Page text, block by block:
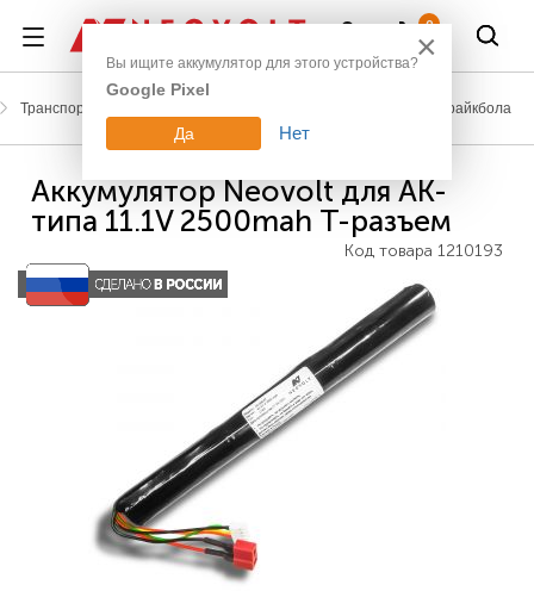
0
Транспорт, развлечения Аккумуляторы для пейнтбола, страйкбола
Аккумулятор Neovolt для AK-
типа 11.1V 2500mah Т-разъем
Код товара 1210193
×
Вы ищите аккумулятор для этого устройства?
Google Pixel
Да Нет